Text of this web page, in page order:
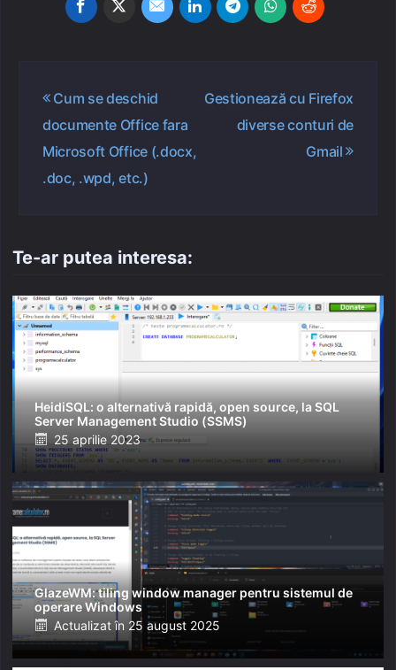
Navigare
articole
Cum se deschid
documente Office fara
Microsoft Office (.docx,
.doc, .wpd, etc.)
Gestionează cu Firefox
diverse conturi de
Gmail
Te-ar putea interesa:
HeidiSQL: o alternativă rapidă, open source, la SQL
Server Management Studio (SSMS)
Posted
on
25 aprilie 2023
GlazeWM: tiling window manager pentru sistemul de
operare Windows
Posted
on
Actualizat în 25 august 2025